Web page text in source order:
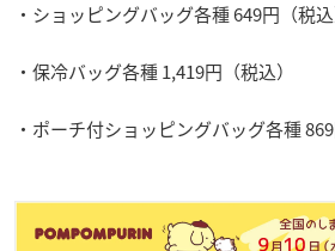
・ショッピングバッグ各種 649円（税込
・保冷バッグ各種 1,419円（税込）
・ポーチ付ショッピングバッグ各種 869